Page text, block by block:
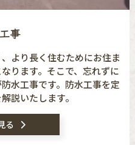
事
より長く住むためにお住ま
ります。そこで、忘れずに
水工事です。防水工事を定
説いたします。
る